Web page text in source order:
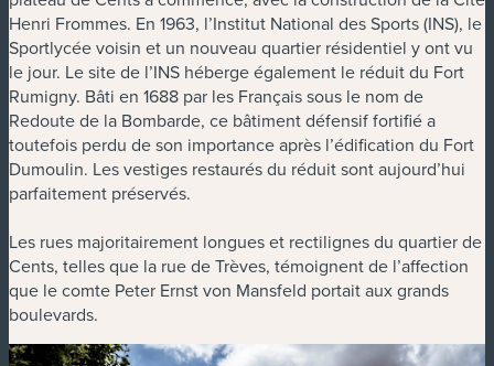
Henri Frommes. En 1963, l’Institut National des Sports (INS), le
Sportlycée voisin et un nouveau quartier résidentiel y ont vu
le jour. Le site de l’INS héberge également le réduit du Fort
Rumigny. Bâti en 1688 par les Français sous le nom de
Redoute de la Bombarde, ce bâtiment défensif fortifié a
toutefois perdu de son importance après l’édification du Fort
Dumoulin. Les vestiges restaurés du réduit sont aujourd’hui
parfaitement préservés.
Les rues majoritairement longues et rectilignes du quartier de
Cents, telles que la rue de Trèves, témoignent de l’affection
que le comte Peter Ernst von Mansfeld portait aux grands
boulevards.